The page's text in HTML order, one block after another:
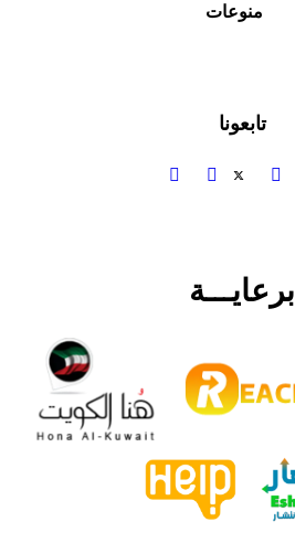
منوعات
تابعونا
برعايـــة